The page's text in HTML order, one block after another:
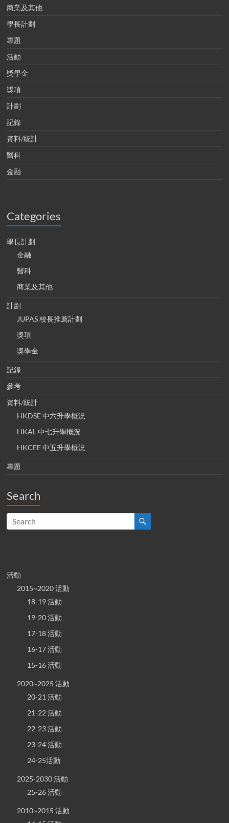
商業及其他
學長計劃
專題
活動
獎學金
獎項
計劃
記錄
資料/統計
醫科
金融
Categories
學長計劃
金融
醫科
商業及其他
計劃
JUPAS 校長推薦計劃
獎項
獎學金
記錄
參考
資料/統計
HKDSE 中六升學概況
HKAL 中七升學概況
HKCEE 中五升學概況
專題
Search
活動
2015~2020 活動
18-19 活動
19-20 活動
17-18 活動
16-17 活動
15-16 活動
2020~2025 活動
20-21 活動
21-22 活動
22-23 活動
23-24 活動
24-25活動
2025-2030 活動
25-26 活動
2010~2015 活動